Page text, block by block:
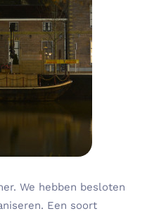
We hebben besloten
Een soort